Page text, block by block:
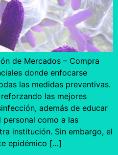
de Mercados – Compra
donde enfocarse
las medidas preventivas.
las mejores
además de educar
como a las
institución. Sin embargo, el
epidémico […]